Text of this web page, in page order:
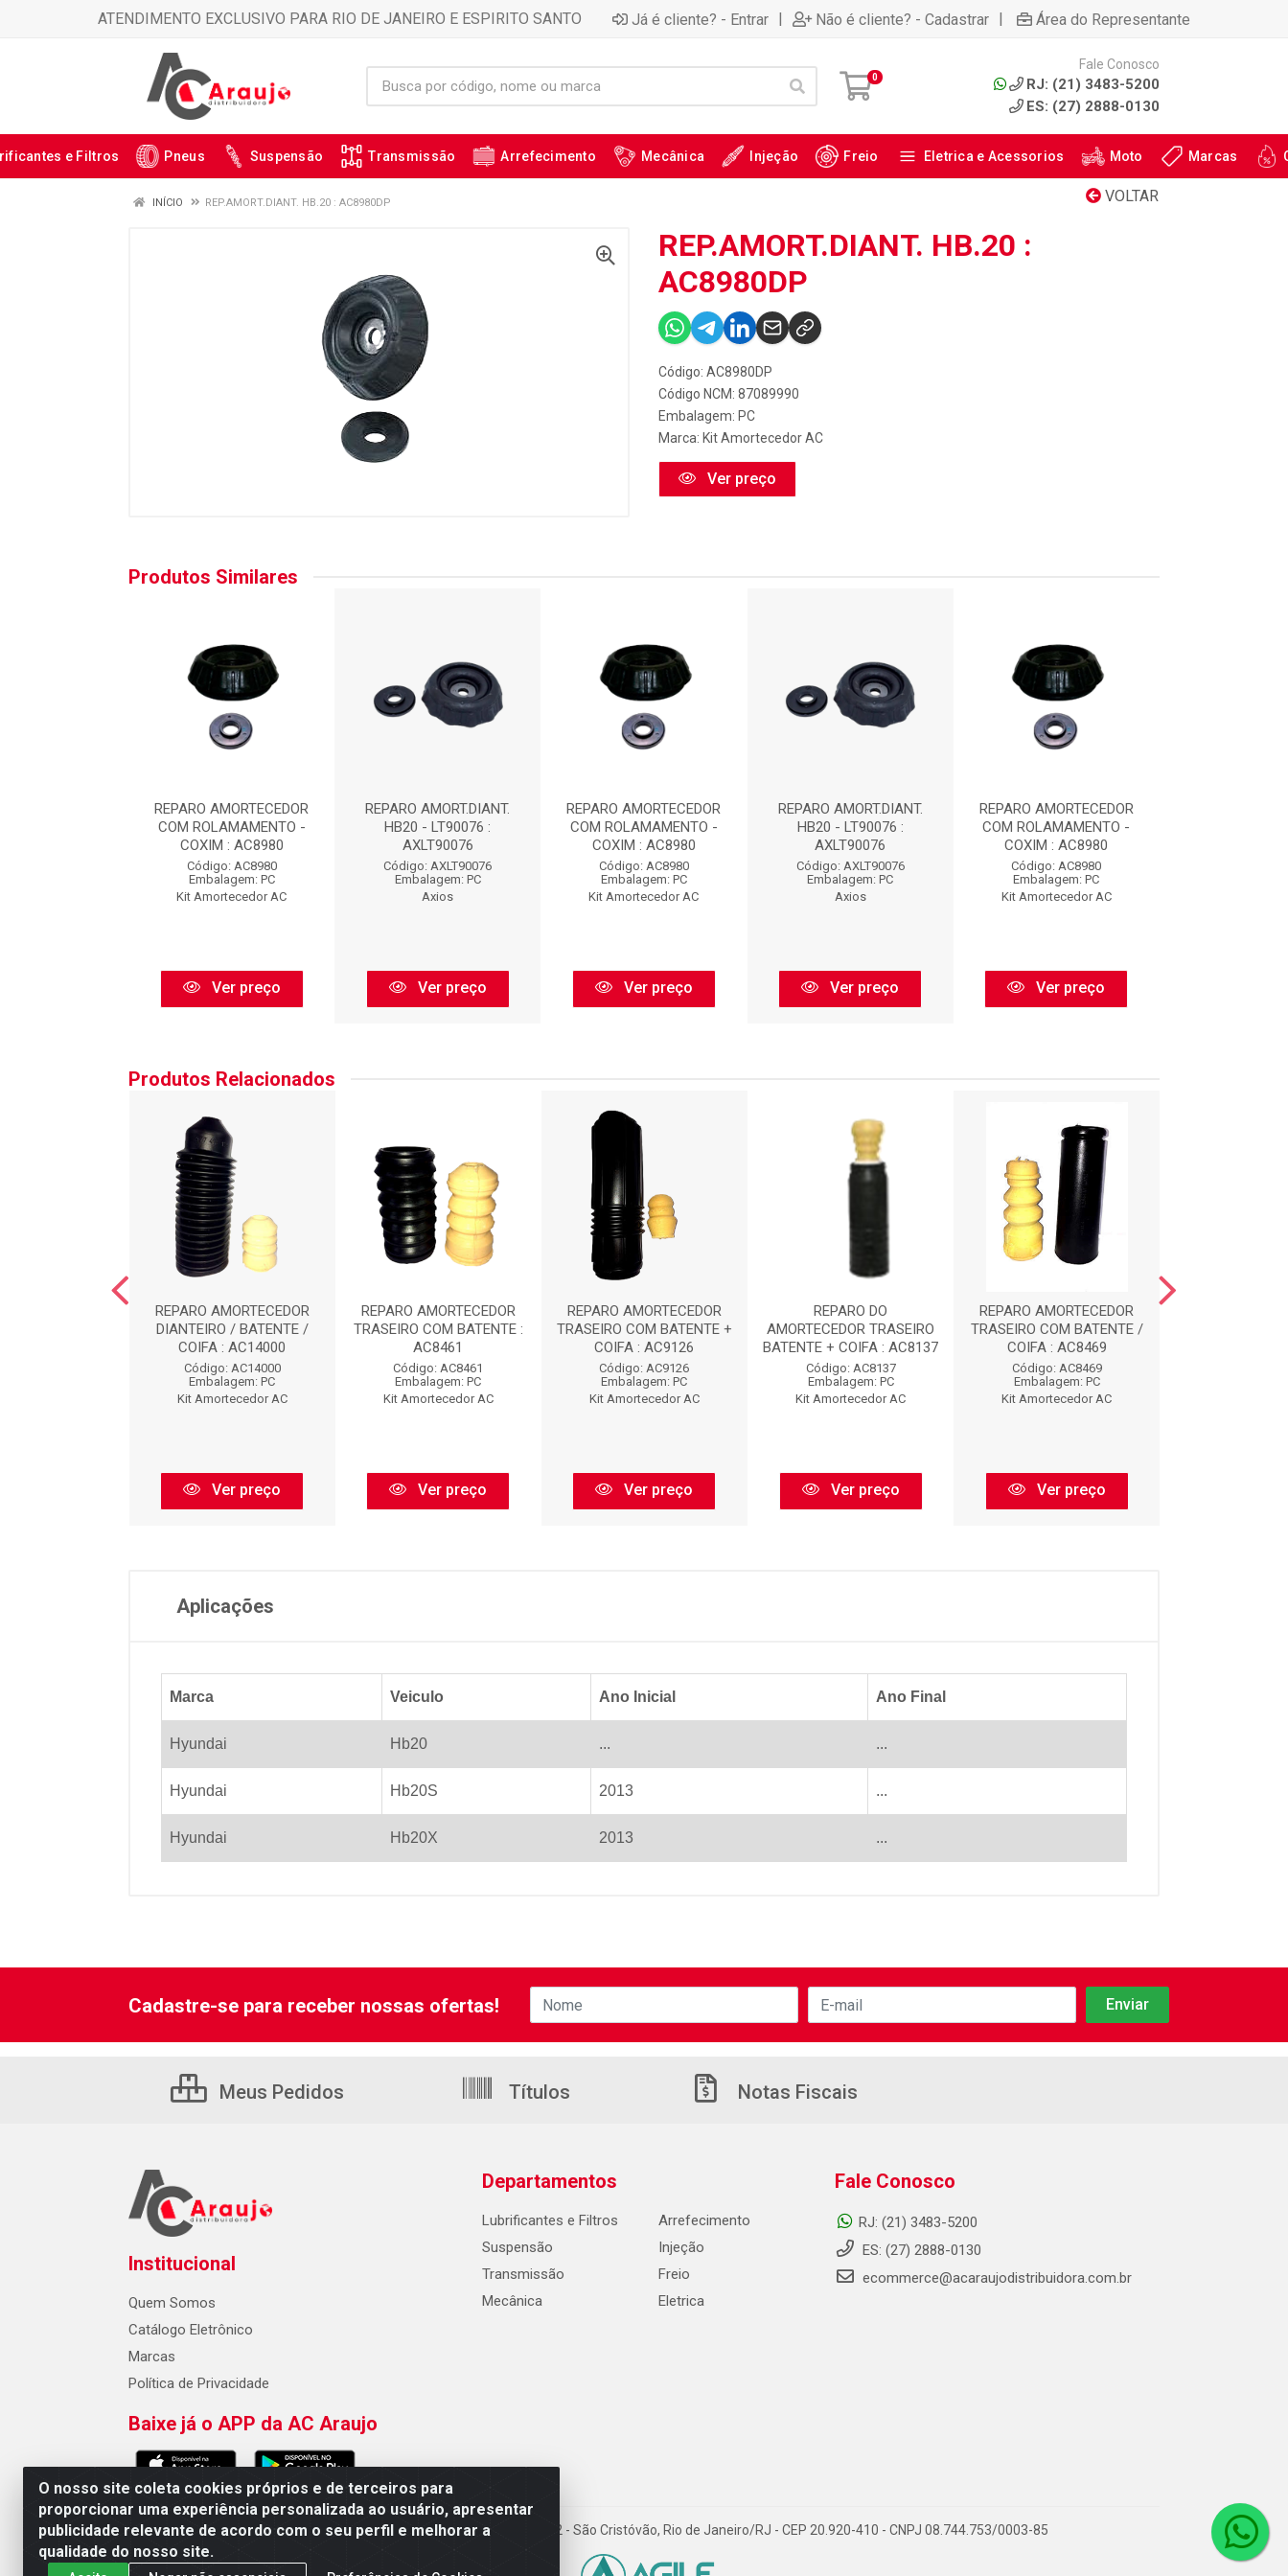
ATENDIMENTO EXCLUSIVO PARA RIO DE JANEIRO E ESPIRITO SANTO Já é cliente? - Entrar | Não é cliente? - Cadastrar | Área do Representante
0
Fale Conosco
RJ: (21) 3483-5200
ES: (27) 2888-0130
e Filtros Pneus Suspensão Transmissão Arrefecimento Mecânica Injeção Freio Eletrica e Acessorios Moto Marcas
VOLTAR
INÍCIO REP.AMORT.DIANT. HB.20 : AC8980DP
REP.AMORT.DIANT. HB.20 :
AC8980DP
Código: AC8980DP
Código NCM: 87089990
Embalagem: PC
Marca: Kit Amortecedor AC
Ver preço
Produtos Similares
REPARO AMORTECEDOR
COM ROLAMAMENTO -
COXIM : AC8980
Código: AC8980
Embalagem: PC
Kit Amortecedor AC
Ver preço
REPARO AMORT.DIANT.
HB20 - LT90076 :
AXLT90076
Código: AXLT90076
Embalagem: PC
Axios
Ver preço
REPARO AMORTECEDOR
COM ROLAMAMENTO -
COXIM : AC8980
Código: AC8980
Embalagem: PC
Kit Amortecedor AC
Ver preço
REPARO AMORT.DIANT.
HB20 - LT90076 :
AXLT90076
Código: AXLT90076
Embalagem: PC
Axios
Ver preço
REPARO AMORTECEDOR
COM ROLAMAMENTO -
COXIM : AC8980
Código: AC8980
Embalagem: PC
Kit Amortecedor AC
Ver preço
Produtos Relacionados
REPARO AMORTECEDOR
DIANTEIRO / BATENTE /
COIFA : AC14000
Código: AC14000
Embalagem: PC
Kit Amortecedor AC
Ver preço
REPARO AMORTECEDOR
TRASEIRO COM BATENTE :
AC8461
Código: AC8461
Embalagem: PC
Kit Amortecedor AC
Ver preço
REPARO AMORTECEDOR
TRASEIRO COM BATENTE +
COIFA : AC9126
Código: AC9126
Embalagem: PC
Kit Amortecedor AC
Ver preço
REPARO DO
AMORTECEDOR TRASEIRO
BATENTE + COIFA : AC8137
Código: AC8137
Embalagem: PC
Kit Amortecedor AC
Ver preço
REPARO AMORTECEDOR
TRASEIRO COM BATENTE /
COIFA : AC8469
Código: AC8469
Embalagem: PC
Kit Amortecedor AC
Ver preço
Aplicações
Marca Veiculo Ano Inicial Ano Final
Hyundai Hb20 ... ...
Hyundai Hb20S 2013 ...
Hyundai Hb20X 2013 ...
O nosso site coleta cookies próprios e de terceiros para
proporcionar uma experiência personalizada ao usuário, apresentar
publicidade relevante de acordo com o seu perfil e melhorar a
qualidade do nosso site.
Cadastre-se para receber nossas ofertas!
Meus Pedidos Títulos Notas Fiscais
Institucional
Quem Somos
Catálogo Eletrônico
Marcas
Política de Privacidade
Baixe já o APP da AC Araujo
Departamentos
Lubrificantes e Filtros
Suspensão
Transmissão
Mecânica
Arrefecimento
Injeção
Freio
Eletrica
Fale Conosco
RJ: (21) 3483-5200
ES: (27) 2888-0130
ecommerce@acaraujodistribuidora.com.br
AC Araujo Distribuidora - Rua Carneiro de Campos, 42 - São Cristóvão, Rio de Janeiro/RJ - CEP 20.920-410 - CNPJ 08.744.753/0003-85